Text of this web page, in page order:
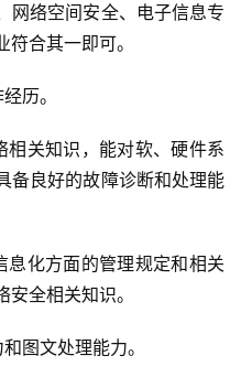
网络空间安全、电子信息专
合其一即可。
历。
相关知识，能对软、硬件系
备良好的故障诊断和处理能
息化方面的管理规定和相关
全相关知识。
图文处理能力。